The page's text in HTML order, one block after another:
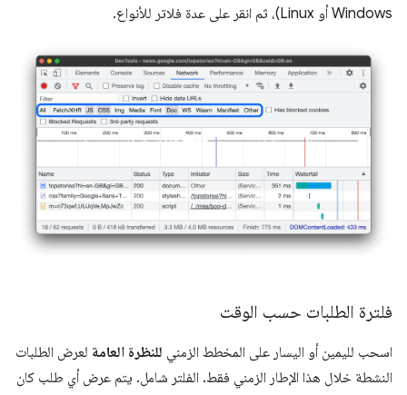
Windows أو Linux)، ثم انقر على عدة فلاتر للأنواع.
فلترة الطلبات حسب الوقت
اسحب لليمين أو اليسار على المخطط الزمني للنظرة العامة لعرض الطلبات
النشطة خلال هذا الإطار الزمني فقط. الفلتر شامل. يتم عرض أي طلب كان